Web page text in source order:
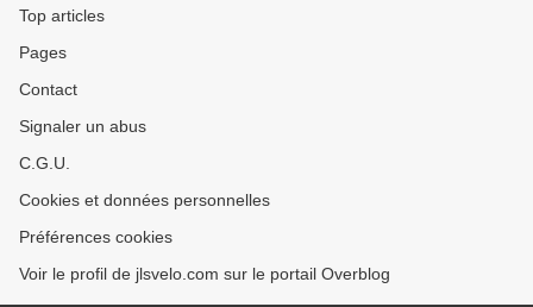
Top articles
Pages
Contact
Signaler un abus
C.G.U.
Cookies et données personnelles
Préférences cookies
Voir le profil de jlsvelo.com sur le portail Overblog